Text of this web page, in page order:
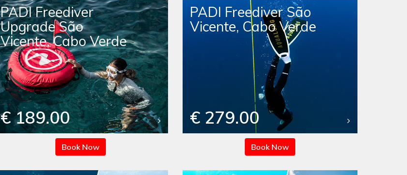
PADI Freediver
Upgrade São
Vicente, Cabo Verde
€ 189.00
Book Now
PADI Freediver São
Vicente, Cabo Verde
€ 279.00
Book Now